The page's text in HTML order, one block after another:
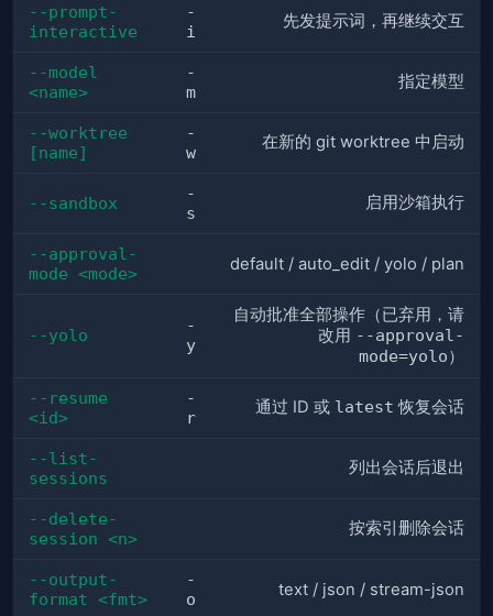
--prompt-
interactive
-
i
先发提示词，再继续交互
--model
<name>
-
m
指定模型
--worktree
[name]
-
w
在新的 git worktree 中启动
--sandbox
-
s
启用沙箱执行
--approval-
mode <mode>
default / auto_edit / yolo / plan
--yolo
-
y
自动批准全部操作（已弃用，请
改用 --approval-
mode=yolo）
--resume
<id>
-
r
通过 ID 或 latest 恢复会话
--list-
sessions
列出会话后退出
--delete-
session <n>
按索引删除会话
--output-
format <fmt>
-
o
text / json / stream-json